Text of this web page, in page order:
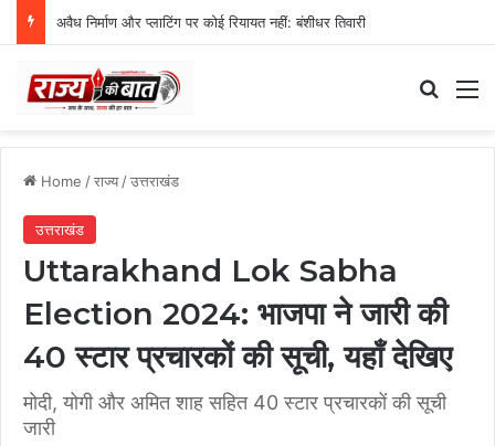
अवैध निर्माण और प्लाटिंग पर कोई रियायत नहीं: बंशीधर तिवारी
Home /राज्य/उत्तराखंड
उत्तराखंड
Uttarakhand Lok Sabha
Election 2024: भाजपा ने जारी की
40 स्टार प्रचारकों की सूची, यहाँ देखिए
मोदी, योगी और अमित शाह सहित 40 स्टार प्रचारकों की सूची
जारी